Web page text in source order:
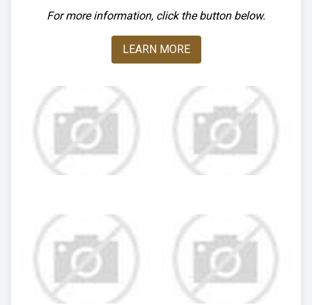
For more information, click the button below.
LEARN MORE